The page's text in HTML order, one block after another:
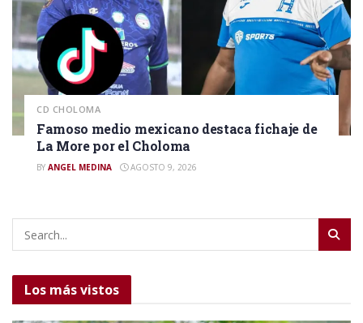
CD CHOLOMA
Famoso medio mexicano destaca fichaje de
La More por el Choloma
BY ANGEL MEDINA AGOSTO 9, 2026
Los más vistos